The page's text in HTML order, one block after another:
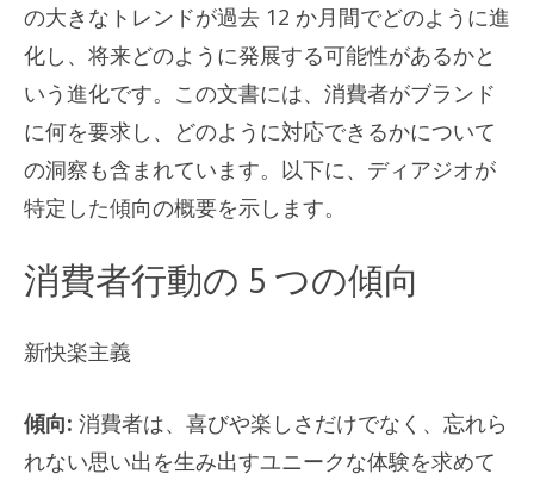
の大きなトレンドが過去 12 か月間でどのように進
化し、将来どのように発展する可能性があるかと
いう進化です。この文書には、消費者がブランド
に何を要求し、どのように対応できるかについて
の洞察も含まれています。以下に、ディアジオが
特定した傾向の概要を示します。
消費者行動の 5 つの傾向
新快楽主義
傾向: 消費者は、喜びや楽しさだけでなく、忘れら
れない思い出を生み出すユニークな体験を求めて